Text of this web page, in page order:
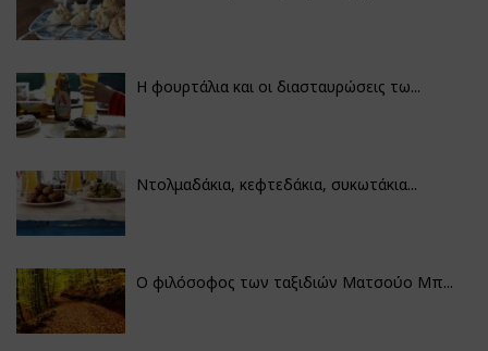
Η φουρτάλια και οι διασταυρώσεις τω...
Ντολμαδάκια, κεφτεδάκια, συκωτάκια...
Ο φιλόσοφος των ταξιδιών Ματσούο Μπ...